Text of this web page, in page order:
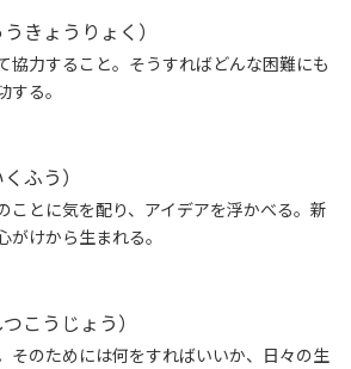
うきょうりょく）
協力すること。そうすればどんな困難にも
る。
ふう）
ことに気を配り、アイデアを浮かべる。新
がけから生まれる。
つこうじょう）
そのためには何をすればいいか、日々の生